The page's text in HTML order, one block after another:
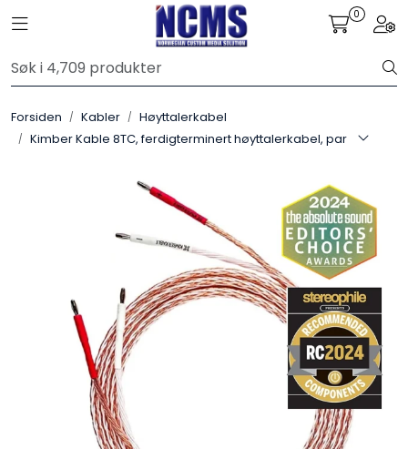
Toggle navigation 0
Forsiden Kabler
Høyttalerkabel
Kimber Kable 8TC, ferdigterminert høyttalerkabel, par
Control4
SONOS
Høyttalere